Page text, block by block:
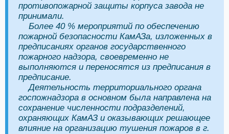
противопожарной защиты корпуса завода не
принимали.
Более 40 % мероприятий по обеспечению
пожарной безопасности КамАЗа, изложенных в
предписаниях органов государственного
пожарного надзора, своевременно не
выполняются и переносятся из предписания в
предписание.
Деятельность территориального органа
госпожнадзора в основном была направлена на
сохранение численности подразделений,
охраняющих КамАЗ и оказывающих решающее
влияние на организацию тушения пожаров в г.